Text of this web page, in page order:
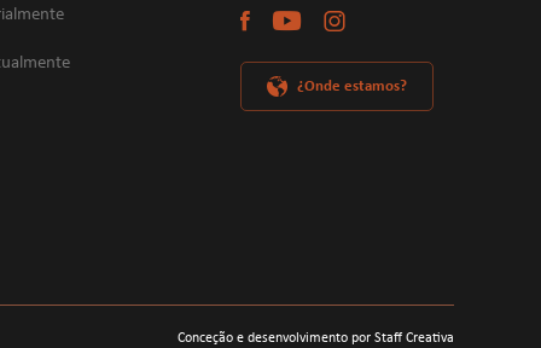
¿Onde estamos?
Conceção e desenvolvimento por Staff Creativa